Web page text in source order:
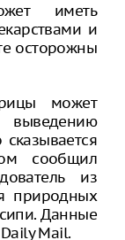
иметь
и
осторожны
может
сообщил
из
природных
Данные
Mail.